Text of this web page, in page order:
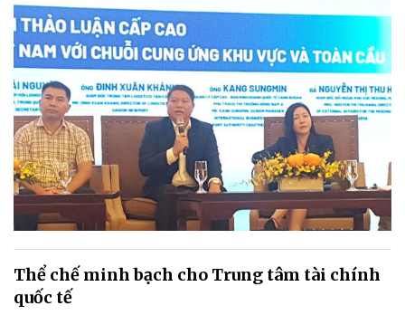
Thể chế minh bạch cho Trung tâm tài chính
quốc tế